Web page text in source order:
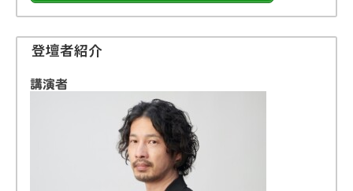
登壇者紹介
講演者